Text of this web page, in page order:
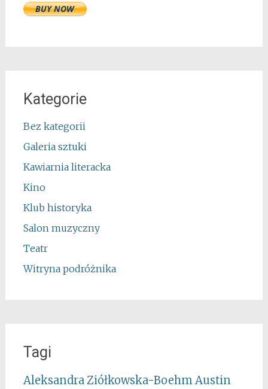
Kategorie
Bez kategorii
Galeria sztuki
Kawiarnia literacka
Kino
Klub historyka
Salon muzyczny
Teatr
Witryna podróżnika
Tagi
Aleksandra Ziółkowska-Boehm Austin